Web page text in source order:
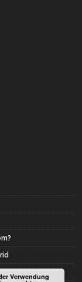
Verwendung